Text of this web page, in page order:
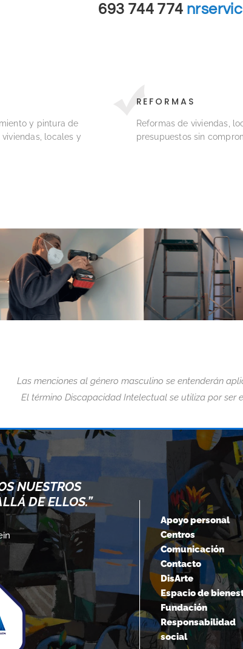
693 744 774
y pintura de
locales y
REFORMAS
Reformas de viviendas,
presupuestos sin
Las menciones al género masculino se entenderán
El término Discapacidad Intelectual se utiliza por ser
NUESTROS
DE ELLOS.”
“EL MIEDO ES
DE
Apoyo personal
Centros
Comunicación
Contacto
DisArte
Espacio de
Fundación
Responsabilidad
social